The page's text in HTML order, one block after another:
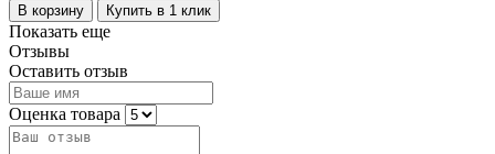
В корзину Купить в 1 клик
Показать еще
Отзывы
Оставить отзыв
Оценка товара